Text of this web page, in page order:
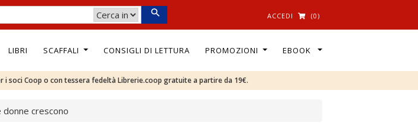
ACCEDI (0)
LIBRI SCAFFALI CONSIGLI DI LETTURA PROMOZIONI EBOOK
i soci Coop o con tessera fedeltà Librerie.coop gratuite a partire da 19€.
donne crescono